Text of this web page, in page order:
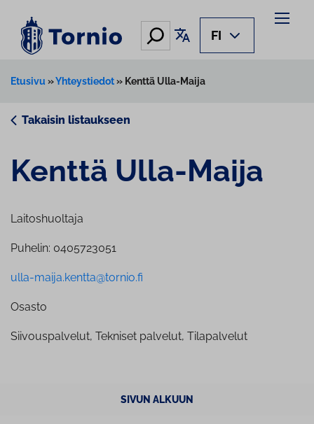
sisältöön
Hae Käännä sivu
FI
Etusivu »Yhteystiedot» Kenttä Ulla-Maija
Takaisin listaukseen
Kenttä Ulla-Maija
Laitoshuoltaja
Puhelin: 0405723051
ulla-maija.kentta@tornio.fi
Osasto
Siivouspalvelut, Tekniset palvelut, Tilapalvelut
SIVUN ALKUUN